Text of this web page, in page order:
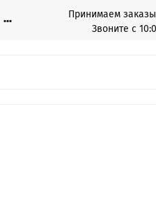
Принимаем заказы
Звоните с